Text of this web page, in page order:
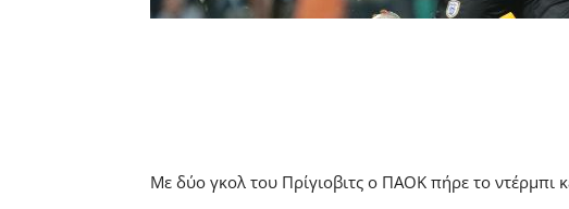
Με δύο γκολ του Πρίγιοβιτς ο ΠΑΟΚ πήρε το ντέρμπι